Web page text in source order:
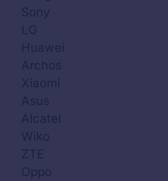
Sony
LG
Huawei
Archos
Xiaomi
Asus
Alcatel
Wiko
ZTE
Oppo